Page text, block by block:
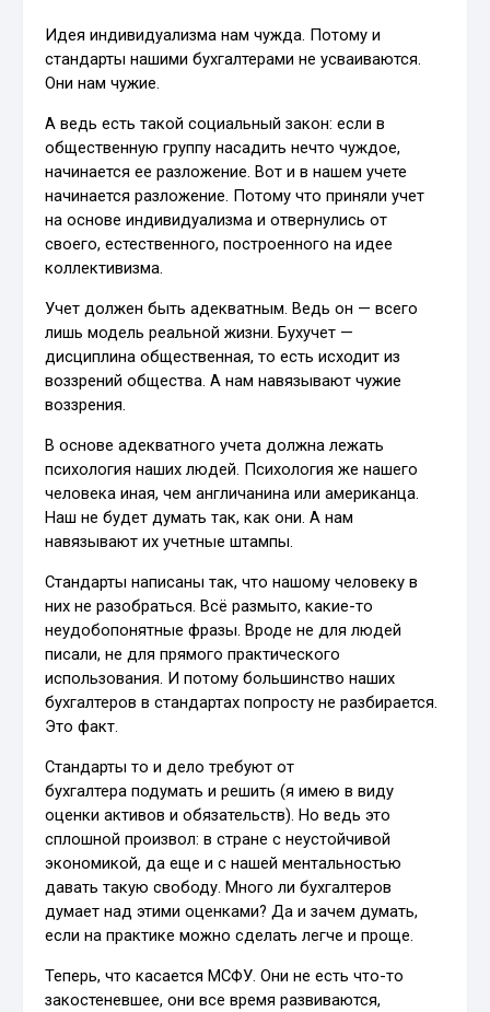
Идея индивидуализма нам чужда. Потому и
стандарты нашими бухгалтерами не усваиваются.
Они нам чужие.
А ведь есть такой социальный закон: если в
общественную группу насадить нечто чуждое,
начинается ее разложение. Вот и в нашем учете
начинается разложение. Потому что приняли учет
на основе индивидуализма и отвернулись от
своего, естественного, построенного на идее
коллективизма.
Учет должен быть адекватным. Ведь он — всего
лишь модель реальной жизни. Бухучет —
дисциплина общественная, то есть исходит из
воззрений общества. А нам навязывают чужие
воззрения.
В основе адекватного учета должна лежать
психология наших людей. Психология же нашего
человека иная, чем англичанина или американца.
Наш не будет думать так, как они. А нам
навязывают их учетные штампы.
Стандарты написаны так, что нашому человеку в
них не разобраться. Всё размыто, какие-то
неудобопонятные фразы. Вроде не для людей
писали, не для прямого практического
использования. И потому большинство наших
бухгалтеров в стандартах попросту не разбирается.
Это факт.
Стандарты то и дело требуют от
бухгалтера подумать и решить (я имею в виду
оценки активов и обязательств). Но ведь это
сплошной произвол: в стране с неустойчивой
экономикой, да еще и с нашей ментальностью
давать такую свободу. Много ли бухгалтеров
думает над этими оценками? Да и зачем думать,
если на практике можно сделать легче и проще.
Теперь, что касается МСФУ. Они не есть что-то
закостеневшее, они все время развиваются,